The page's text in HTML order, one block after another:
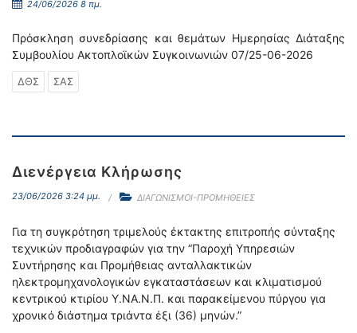
24/06/2026 8 πμ.
Πρόσκληση συνεδρίασης και θεμάτων Ημερησίας Διάταξης
Συμβουλίου Ακτοπλοϊκών Συγκοινωνιών 07/25-06-2026
ΔΘΣ ΣΑΣ
Διενέργεια Κλήρωσης
23/06/2026 3:24 μμ. ΔΙΑΓΩΝΙΣΜΟΙ-ΠΡΟΜΗΘΕΙΕΣ
Για τη συγκρότηση τριμελούς έκτακτης επιτροπής σύνταξης
τεχνικών προδιαγραφών για την “Παροχή Υπηρεσιών
Συντήρησης και Προμήθειας ανταλλακτικών
ηλεκτρομηχανολογικών εγκαταστάσεων και κλιματισμού
κεντρικού κτιρίου Υ.ΝΑ.Ν.Π. και παρακείμενου πύργου για
χρονικό διάστημα τριάντα έξι (36) μηνών.”